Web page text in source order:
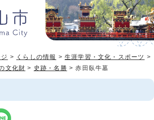
> くらしの情報 >生涯学習・文化・スポーツ >
文化財 > 史跡・名勝 > 赤田臥牛墓